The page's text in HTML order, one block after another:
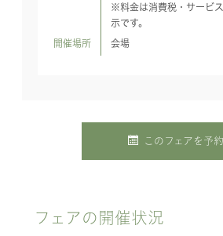
※料金は消費税・サービ
示です。
開催場所 会場
このフェアを予約
フェアの開催状況